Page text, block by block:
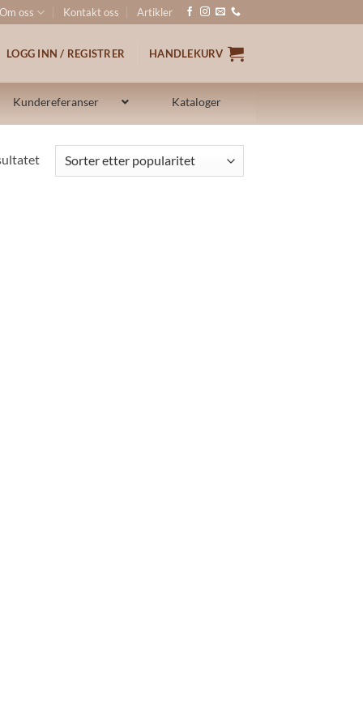
Om oss Kontakt oss Artikler
LOGG INN / REGISTRER HANDLEKURV
Kundereferanser Kataloger